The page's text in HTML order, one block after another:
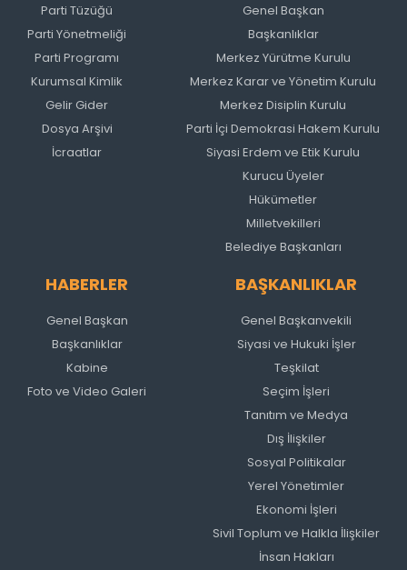
Parti Tüzüğü
Parti Yönetmeliği
Parti Programı
Kurumsal Kimlik
Gelir Gider
Dosya Arşivi
İcraatlar
Genel Başkan
Başkanlıklar
Merkez Yürütme Kurulu
Merkez Karar ve Yönetim Kurulu
Merkez Disiplin Kurulu
Parti İçi Demokrasi Hakem Kurulu
Siyasi Erdem ve Etik Kurulu
Kurucu Üyeler
Hükümetler
Milletvekilleri
Belediye Başkanları
HABERLER
Genel Başkan
Başkanlıklar
Kabine
Foto ve Video Galeri
BAŞKANLIKLAR
Genel Başkanvekili
Siyasi ve Hukuki İşler
Teşkilat
Seçim İşleri
Tanıtım ve Medya
Dış İlişkiler
Sosyal Politikalar
Yerel Yönetimler
Ekonomi İşleri
Sivil Toplum ve Halkla İlişkiler
İnsan Hakları